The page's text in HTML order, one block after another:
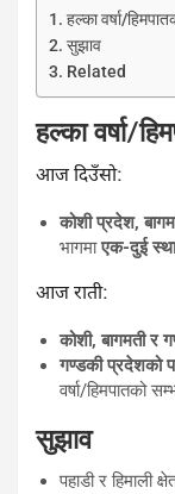
हल्का वर्षा/
सुझाव
Related
हल्का वर्षा/
आज दिउँसो:
कोशी प्रदेश,
भागमाएक-दुई
आज राती:
कोशी, बागमती र
गण्डकी प्रदेशको
वर्षा/हिमपातको
सुझाव
पहाडी र हिमाली